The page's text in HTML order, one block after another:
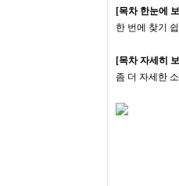
[목차 한눈에
한 번에 찾기
[목차 자세히
좀 더 자세한